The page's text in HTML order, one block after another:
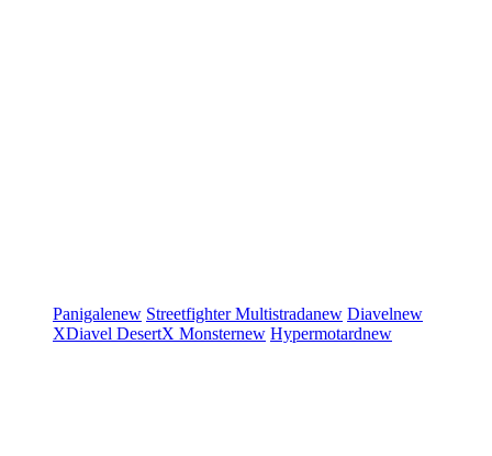
Panigalenew StreetfighterMultistradanew Diavelnew
XDiavel DesertX Monsternew Hypermotardnew